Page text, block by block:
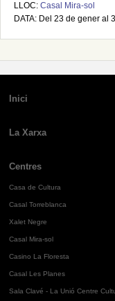
LLOC: Casal Mira-sol
DATA: Del 23 de gener al
Inici
La Xarxa
Centres
Casa de Cultura
Casal Torreblanca
Xalet Negre
Casal Mira-sol
Casino La Floresta
Casal Les Planes
Sala Clavé - La Unió Centre